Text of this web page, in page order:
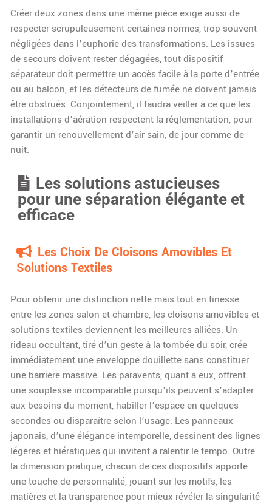
Créer deux zones dans une même pièce exige aussi de
respecter scrupuleusement certaines normes, trop souvent
négligées dans l’euphorie des transformations. Les issues
de secours doivent rester dégagées, tout dispositif
séparateur doit permettre un accès facile à la porte d’entrée
ou au balcon, et les détecteurs de fumée ne doivent jamais
être obstrués. Conjointement, il faudra veiller à ce que les
installations d’aération respectent la réglementation, pour
garantir un renouvellement d’air sain, de jour comme de
nuit.
Les solutions astucieuses
pour une séparation élégante et
efficace
Les Choix De Cloisons Amovibles Et
Solutions Textiles
Pour obtenir une distinction nette mais tout en finesse
entre les zones salon et chambre, les cloisons amovibles et
solutions textiles deviennent les meilleures alliées. Un
rideau occultant, tiré d’un geste à la tombée du soir, crée
immédiatement une enveloppe douillette sans constituer
une barrière massive. Les paravents, quant à eux, offrent
une souplesse incomparable puisqu’ils peuvent s’adapter
aux besoins du moment, habiller l’espace en quelques
secondes ou disparaître selon l’usage. Les panneaux
japonais, d’une élégance intemporelle, dessinent des lignes
légères et hiératiques qui invitent à ralentir le tempo. Outre
la dimension pratique, chacun de ces dispositifs apporte
une touche de personnalité, jouant sur les motifs, les
matières et la transparence pour mieux révéler la singularité